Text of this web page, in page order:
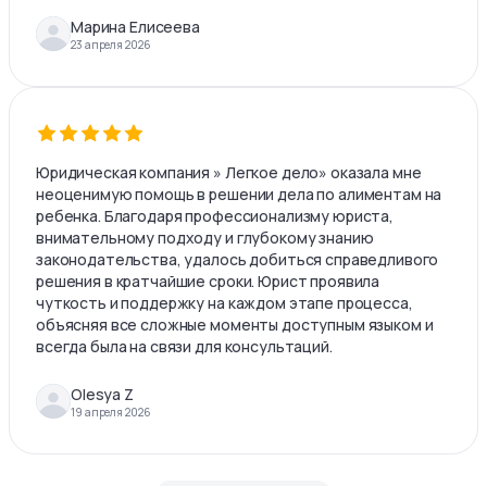
Марина Елисеева
23 апреля 2026
Юридическая компания » Легкое дело» оказала мне
неоценимую помощь в решении дела по алиментам на
ребенка. Благодаря профессионализму юриста,
внимательному подходу и глубокому знанию
законодательства, удалось добиться справедливого
решения в кратчайшие сроки. Юрист проявила
чуткость и поддержку на каждом этапе процесса,
объясняя все сложные моменты доступным языком и
всегда была на связи для консультаций.
Olesya Z
19 апреля 2026